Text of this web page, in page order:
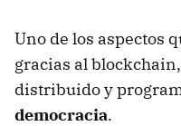
Uno de los aspectos
gracias al
distribuido y
democracia.